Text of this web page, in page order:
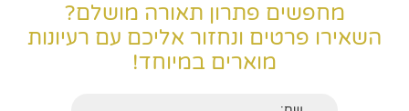
מחפשים פתרון תאורה מושלם?
השאירו פרטים ונחזור אליכם עם רעיונות
מוארים במיוחד!